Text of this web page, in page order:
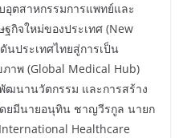
อุตสาหกรรมการแพทย์และ
กิจใหม่ของประเทศ (New
นประเทศไทยสู่การเป็น
าพ (Global Medical Hub)
ฒนานวัตกรรม และการสร้าง
ยมีนายอนุทิน ชาญวีรกูล นายก
Healthcare